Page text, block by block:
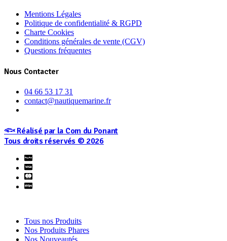
Mentions Légales
Politique de confidentialité & RGPD
Charte Cookies
Conditions générales de vente (CGV)
Questions fréquentes
Nous Contacter
04 66 53 17 31
contact@nautiquemarine.fr
𓆟 Réalisé par la Com du Ponant
Tous droits réservés © 2026
Tous nos Produits
Nos Produits Phares
Nos Nouveautés